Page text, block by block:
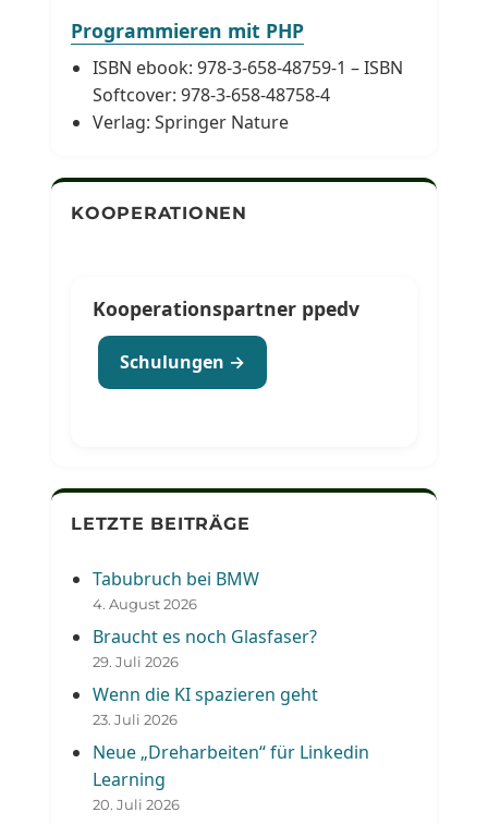
Programmieren mit PHP
ISBN ebook: 978-3-658-48759-1 – ISBN
Softcover: 978-3-658-48758-4
Verlag: Springer Nature
KOOPERATIONEN
Kooperationspartner ppedv
Schulungen →
LETZTE BEITRÄGE
Tabubruch bei BMW
4. August 2026
Braucht es noch Glasfaser?
29. Juli 2026
Wenn die KI spazieren geht
23. Juli 2026
Neue „Dreharbeiten“ für Linkedin
Learning
20. Juli 2026